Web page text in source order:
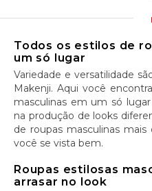
Todos os estilos de
um só lugar
Variedade e versatilidade
Makenji. Aqui você
masculinas em um só
na produção de looks
de roupas masculinas mais
você se vista bem.
Roupas estilosas
arrasar no look